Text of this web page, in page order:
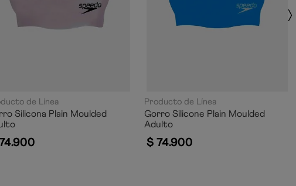
de Línea
Silicona Plain Moulded
.900
Producto de Línea
Gorro Silicone Plain Moulded
Adulto
$ 74.900